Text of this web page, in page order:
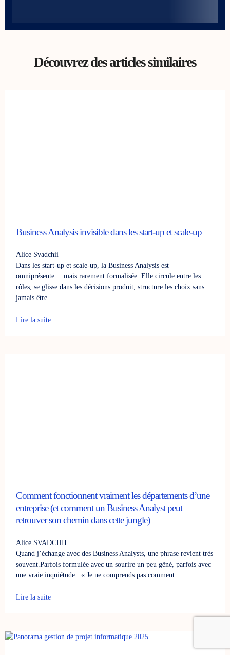
Découvrez des articles similaires
Business Analysis invisible dans les start-up et scale-up
Alice Svadchii
Dans les start-up et scale-up, la Business Analysis est
omniprésente… mais rarement formalisée. Elle circule entre les
rôles, se glisse dans les décisions produit, structure les choix sans
jamais être
Lire la suite
Comment fonctionnent vraiment les départements d’une
entreprise (et comment un Business Analyst peut
retrouver son chemin dans cette jungle)
Alice SVADCHII
Quand j’échange avec des Business Analysts, une phrase revient très
souvent.Parfois formulée avec un sourire un peu gêné, parfois avec
une vraie inquiétude : « Je ne comprends pas comment
Lire la suite